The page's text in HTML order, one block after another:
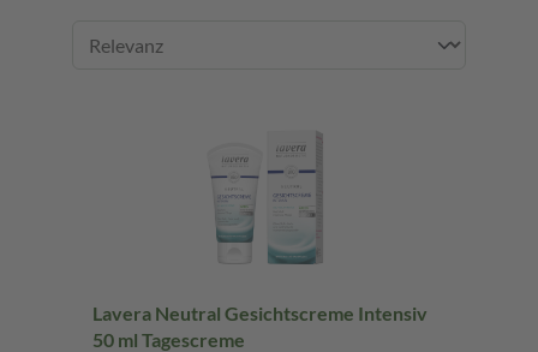
Lavera Neutral Gesichtscreme Intensiv
50 ml Tagescreme